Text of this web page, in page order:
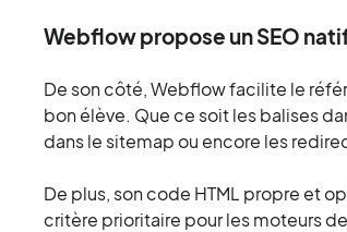
Webflow propose un SEO
De son côté, Webflow facilite le
bon élève. Que ce soit les balises
dans le sitemap ou encore les
De plus, son code HTML propre et
critère prioritaire pour les moteurs